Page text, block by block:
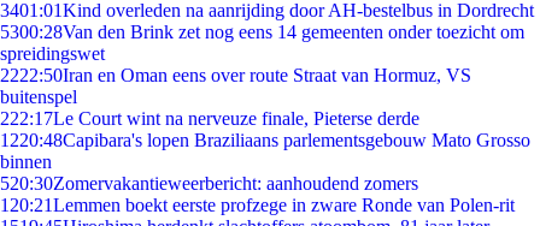
3401:01Kind overleden na aanrijding door AH-bestelbus in Dordrecht
5300:28Van den Brink zet nog eens 14 gemeenten onder toezicht om
spreidingswet
2222:50Iran en Oman eens over route Straat van Hormuz, VS
buitenspel
222:17Le Court wint na nerveuze finale, Pieterse derde
1220:48Capibara's lopen Braziliaans parlementsgebouw Mato Grosso
binnen
520:30Zomervakantieweerbericht: aanhoudend zomers
1 20:21Lemmen boekt eerste profzege in zware Ronde van Polen-rit